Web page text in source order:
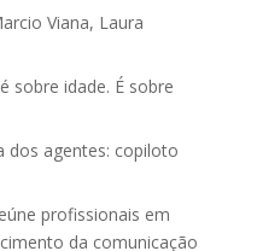
Viana, Laura
sobre idade. É sobre
dos agentes: copiloto
profissionais em
da comunicação